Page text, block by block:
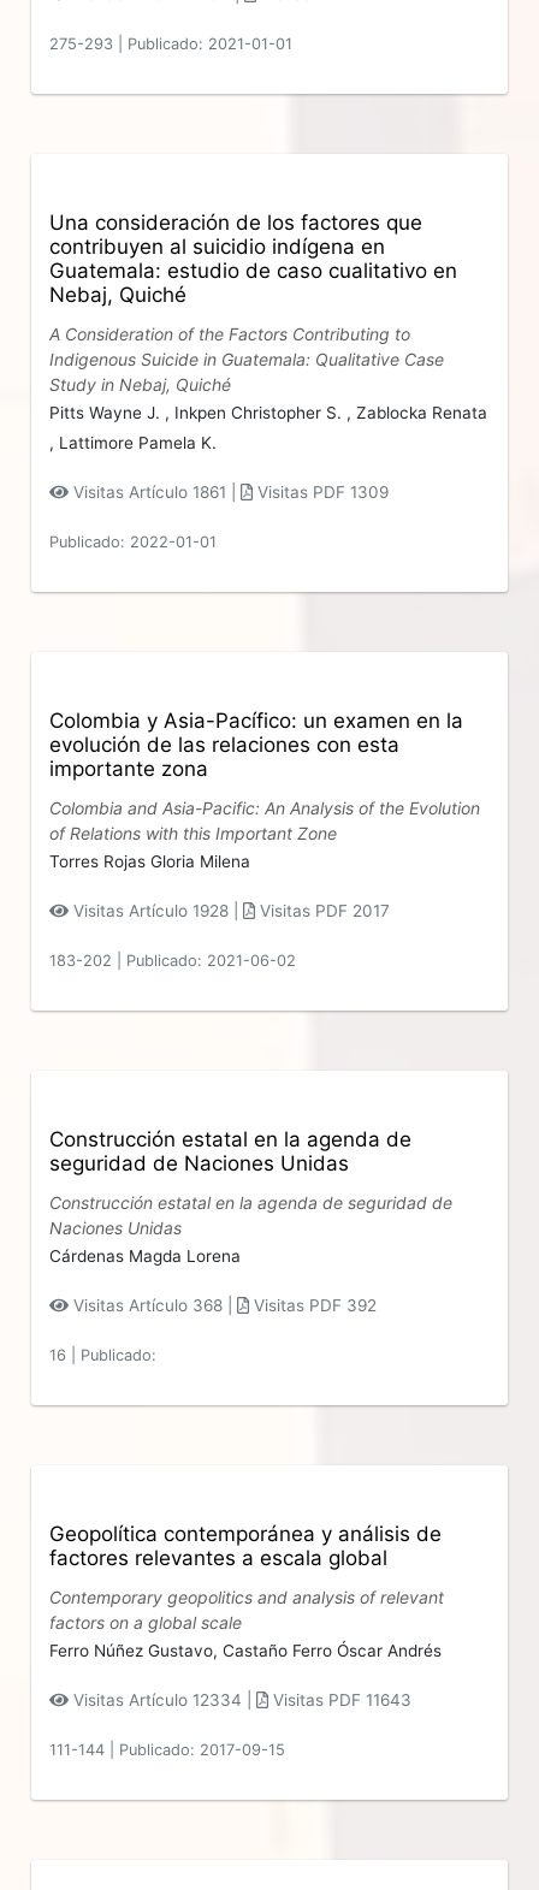
275-293 Publicado: 2021-01-01
Una consideración de los factores que
contribuyen al suicidio indígena en
Guatemala: estudio de caso cualitativo en
Nebaj, Quiché
A Consideration of the Factors Contributing to
Indigenous Suicide in Guatemala: Qualitative Case
Study in Nebaj, Quiché
Pitts Wayne J. , Inkpen Christopher S. ,Zablocka Renata
, Lattimore Pamela K.
Visitas Artículo 1861 | Visitas PDF 1309
Publicado: 2022-01-01
Colombia y Asia-Pacífico: un examen en la
evolución de las relaciones con esta
importante zona
Colombia and Asia-Pacific: An Analysis of the Evolution
of Relations with this Important Zone
Torres Rojas Gloria Milena
Visitas Artículo 1928 | Visitas PDF 2017
183-202 Publicado: 2021-06-02
Construcción estatal en la agenda de
seguridad de Naciones Unidas
Construcción estatal en la agenda de seguridad de
Naciones Unidas
Cárdenas Magda Lorena
Visitas Artículo 368 | Visitas PDF 392
16 Publicado:
Geopolítica contemporánea y análisis de
factores relevantes a escala global
Contemporary geopolitics and analysis of relevant
factors on a global scale
Ferro Núñez Gustavo,Castaño Ferro Óscar Andrés
Visitas Artículo 12334 | Visitas PDF 11643
111-144 Publicado: 2017-09-15